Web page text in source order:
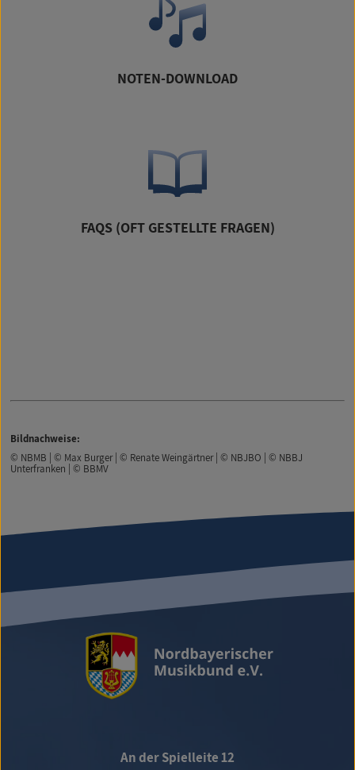
NOTEN-DOWNLOAD
FAQS (OFT GESTELLTE FRAGEN)
Bildnachweise:
© NBMB | © Max Burger | © Renate Weingärtner | © NBJBO | © NBBJ
Unterfranken | © BBMV
An der Spielleite 12